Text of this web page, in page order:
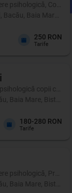
psihologică,
Bacău, Baia Mare,
250 RON
Tarife
copii cu
Baia Mare,
180-280 RON
Tarife
psihologică, Profil
Baia Mare,